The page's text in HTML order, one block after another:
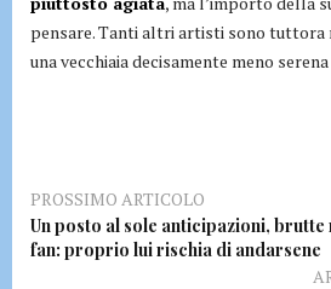
pensare. Tanti altri artisti sono tuttora
una vecchiaia decisamente meno
PROSSIMO ARTICOLO
Un posto al sole anticipazioni,
fan: proprio lui rischia di andarsene